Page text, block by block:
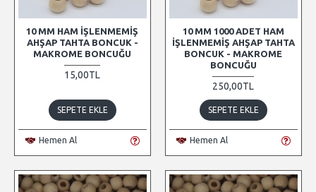
10 MM HAM İŞLENMEMIŞ
AHŞAP TAHTA BONCUK -
MAKROME BONCUĞU
15,00TL
SEPETE EKLE
Hemen Al
10 MM 1000 ADET HAM
İŞLENMEMIŞ AHŞAP TAHTA
BONCUK - MAKROME
BONCUĞU
250,00TL
SEPETE EKLE
Hemen Al